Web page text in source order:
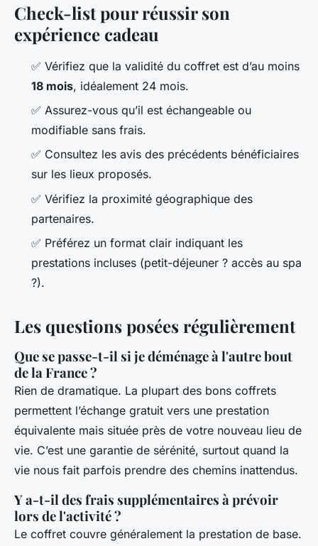
Check-list pour réussir son
expérience cadeau
✅ Vérifiez que la validité du coffret est d’au moins
18 mois, idéalement 24 mois.
✅ Assurez-vous qu’il est échangeable ou
modifiable sans frais.
✅ Consultez les avis des précédents bénéficiaires
sur les lieux proposés.
✅ Vérifiez la proximité géographique des
partenaires.
✅ Préférez un format clair indiquant les
prestations incluses (petit-déjeuner ? accès au spa
?).
Les questions posées régulièrement
Que se passe-t-il si je déménage à l'autre bout
de la France ?
Rien de dramatique. La plupart des bons coffrets
permettent l’échange gratuit vers une prestation
équivalente mais située près de votre nouveau lieu de
vie. C’est une garantie de sérénité, surtout quand la
vie nous fait parfois prendre des chemins inattendus.
Y a-t-il des frais supplémentaires à prévoir
lors de l'activité ?
Le coffret couvre généralement la prestation de base.